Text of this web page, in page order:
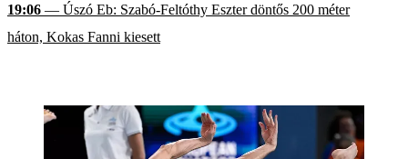
19:06 — Úszó Eb: Szabó-Feltóthy Eszter döntős 200 méter
háton, Kokas Fanni kiesett